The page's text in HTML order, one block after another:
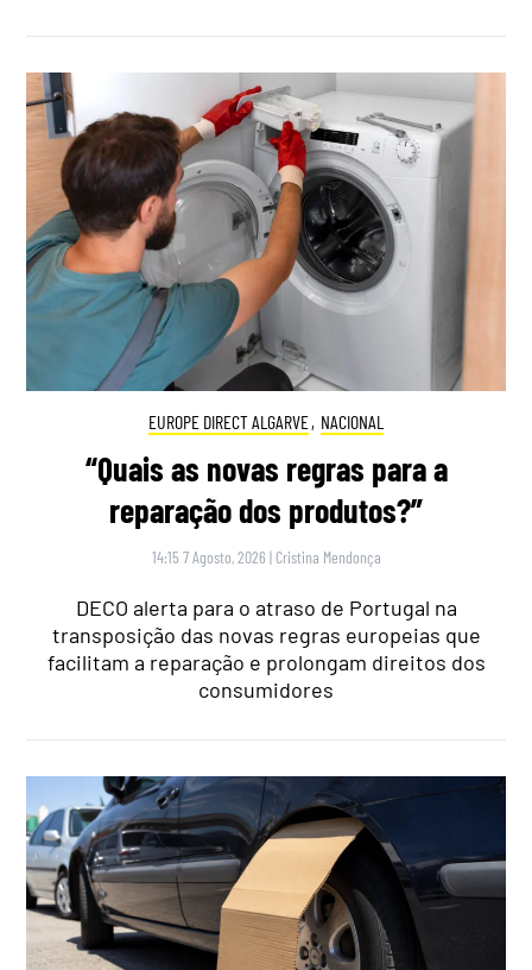
EUROPE DIRECT ALGARVE, NACIONAL
“Quais as novas regras para a
reparação dos produtos?”
14:15 7 Agosto, 2026 | Cristina Mendonça
DECO alerta para o atraso de Portugal na
transposição das novas regras europeias que
facilitam a reparação e prolongam direitos dos
consumidores